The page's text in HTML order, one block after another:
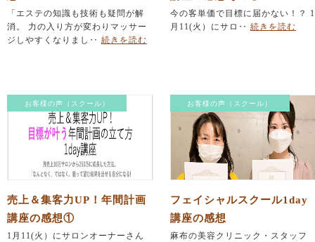
「エステの知識も技術も疑問が解
消。 力の入り方が変わりマッサー
ジしやすくなりまし‥ 続きを読む
今の客単価で目標に届かない！？ 1
月11(火）にサロ‥ 続きを読む
お客様の声（スクール）
売上＆集客力UP！年間計画
講座の感想①
1月11(火）にサロンオーナーさん
お客様の声（スクール）
フェイシャルスクール1day
講座の感想
麻布の美容クリニック・スタッフ